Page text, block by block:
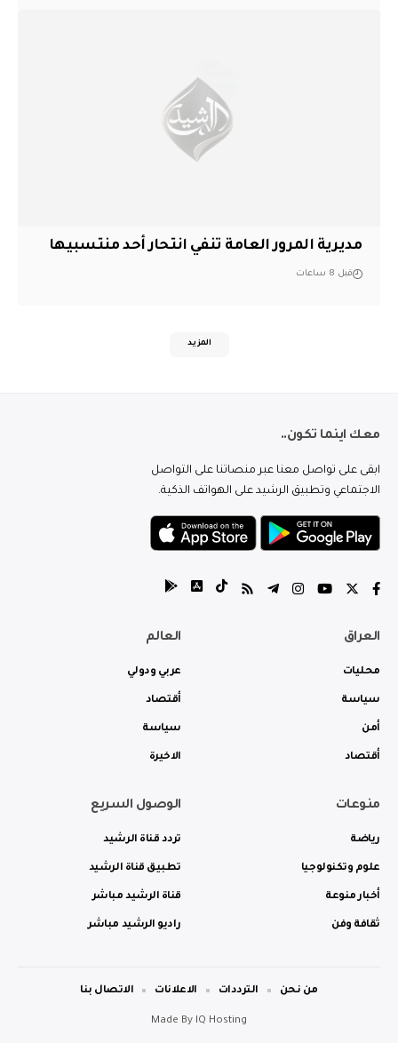
مديرية المرور العامة تنفي انتحار أحد منتسبيها
قبل 8 ساعات
المزيد
معك اينما تكون..
ابقى على تواصل معنا عبر منصاتنا على التواصل
الاجتماعي وتطبيق الرشيد على الهواتف الذكية.
العراق
محليات
سياسة
أمن
أقتصاد
العالم
عربي ودولي
أقتصاد
سياسة
الاخيرة
منوعات
رياضة
علوم وتكنولوجيا
أخبار منوعة
ثقافة وفن
الوصول السريع
تردد قناة الرشيد
تطبيق قناة الرشيد
قناة الرشيد مباشر
راديو الرشيد مباشر
Made By IQ Hosting
من نحن الترددات الاعلانات الاتصال بنا